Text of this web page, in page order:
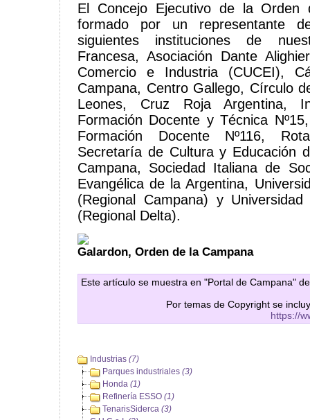
El Concejo Ejecutivo de la Orden
formado por un representante
siguientes instituciones de
Francesa, Asociación Dante
Comercio e Industria (CUCEI),
Campana, Centro Gallego, Círculo
Leones, Cruz Roja Argentina,
Formación Docente y Técnica
Formación Docente Nº116,
Secretaría de Cultura y Educación
Campana, Sociedad Italiana de
Evangélica de la Argentina,
(Regional Campana) y Universidad
(Regional Delta).
Galardon, Orden de la Campana
Este artículo se muestra en "Portal de Campana"
Por temas de Copyright se
https://
Industrias (7)
Parques industriales (3)
Honda (1)
Refinería ESSO (1)
TenarisSiderca (3)